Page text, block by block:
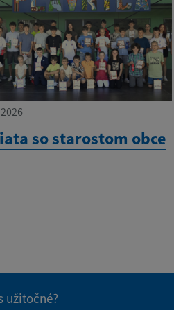
so starostom obce
užitočné?